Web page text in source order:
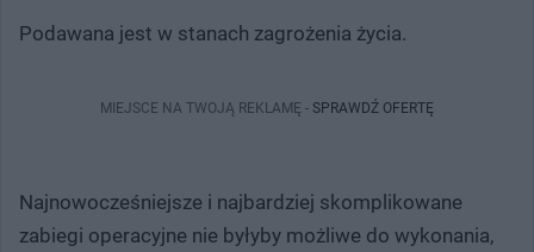
Podawana jest w stanach zagrożenia życia.
MIEJSCE NA TWOJĄ REKLAMĘ - SPRAWDŹ OFERTĘ
Najnowocześniejsze i najbardziej skomplikowane
zabiegi operacyjne nie byłyby możliwe do wykonania,